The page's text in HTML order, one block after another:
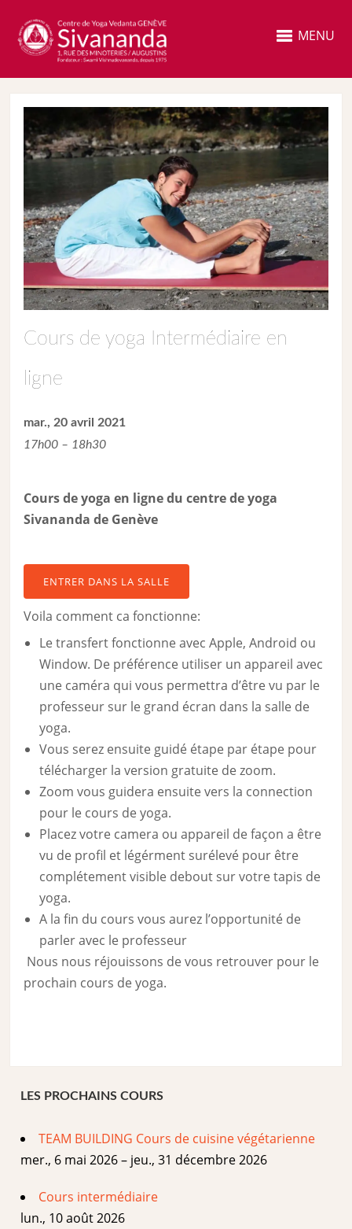
MENU
Cours de yoga Intermédiaire en
ligne
mar., 20 avril 2021
17h00 – 18h30
Cours de yoga en ligne du centre de yoga
Sivananda de Genève
ENTRER DANS LA SALLE
Voila comment ca fonctionne:
Le transfert fonctionne avec Apple, Android ou
Window. De préférence utiliser un appareil avec
une caméra qui vous permettra d’être vu par le
professeur sur le grand écran dans la salle de
yoga.
Vous serez ensuite guidé étape par étape pour
télécharger la version gratuite de zoom.
Zoom vous guidera ensuite vers la connection
pour le cours de yoga.
Placez votre camera ou appareil de façon a être
vu de profil et légérment surélevé pour être
complétement visible debout sur votre tapis de
yoga.
A la fin du cours vous aurez l’opportunité de
parler avec le professeur
Nous nous réjouissons de vous retrouver pour le
prochain cours de yoga.
LES PROCHAINS COURS
TEAM BUILDING Cours de cuisine végétarienne
mer., 6 mai 2026 – jeu., 31 décembre 2026
Cours intermédiaire
lun., 10 août 2026